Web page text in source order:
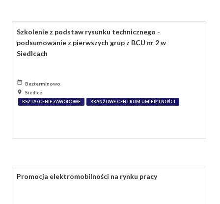
Szkolenie z podstaw rysunku technicznego -
podsumowanie z pierwszych grup z BCU nr 2 w
Siedlcach
Bezterminowo
Siedlce
KSZTAŁCENIE ZAWODOWE BRANŻOWE CENTRUM UMIEJĘTNOŚCI
Promocja elektromobilności na rynku pracy